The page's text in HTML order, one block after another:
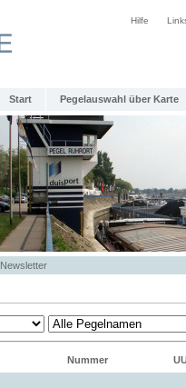
Hilfe
Start Pegelauswahl über Karte
Newsletter
Nummer